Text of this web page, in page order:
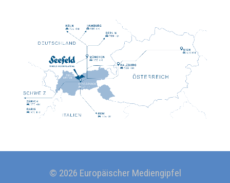
© 2026 Europäischer Mediengipfel